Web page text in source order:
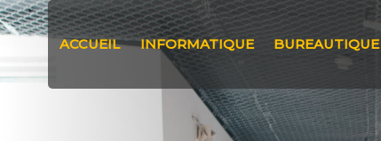
ACCUEIL INFORMATIQUE BUREAUTIQUE